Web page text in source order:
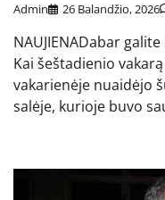
Admin 26 Balandžio, 2026
NAUJIENADabar
Kai šeštadienio
vakarienėje nuaidėjo
salėje, kurioje buvo